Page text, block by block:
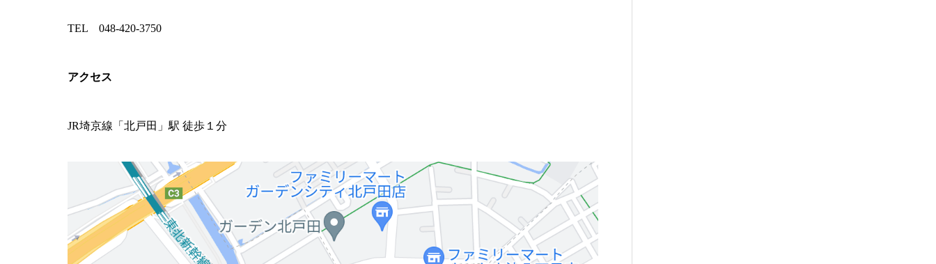
TEL 048-420-3750
アクセス
JR埼京線「北戸田」駅 徒歩１分